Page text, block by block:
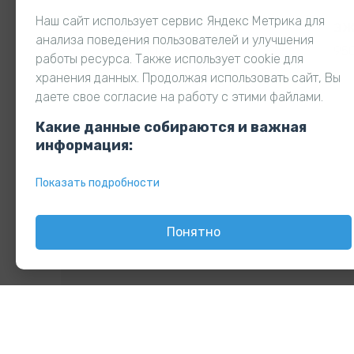
МЕП-1
7000,00
Наш сайт использует сервис Яндекс Метрика для
анализа поведения пользователей и улучшения
работы ресурса. Также использует cookie для
хранения данных. Продолжая использовать сайт, Вы
даете свое согласие на работу с этими файлами.
Какие данные собираются и важная
информация:
Показать подробности
Понятно